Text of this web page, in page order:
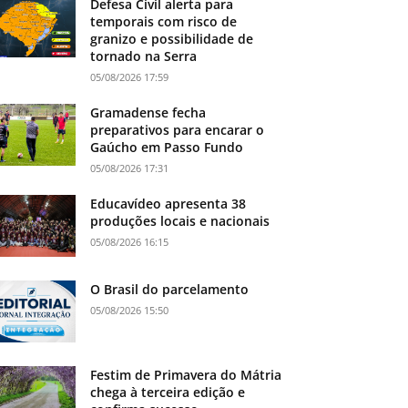
Defesa Civil alerta para
temporais com risco de
granizo e possibilidade de
tornado na Serra
05/08/2026 17:59
Gramadense fecha
preparativos para encarar o
Gaúcho em Passo Fundo
05/08/2026 17:31
Educavídeo apresenta 38
produções locais e nacionais
05/08/2026 16:15
O Brasil do parcelamento
05/08/2026 15:50
Festim de Primavera do Mátria
chega à terceira edição e